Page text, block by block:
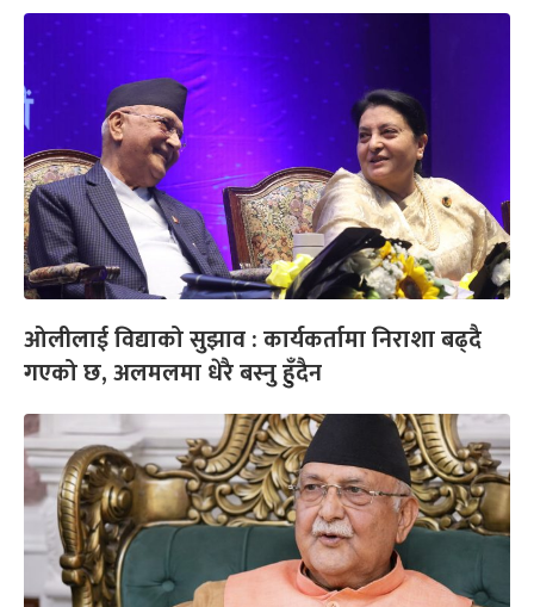
ओलीलाई विद्याको सुझाव : कार्यकर्तामा निराशा बढ्दै
गएको छ, अलमलमा धेरै बस्नु हुँदैन